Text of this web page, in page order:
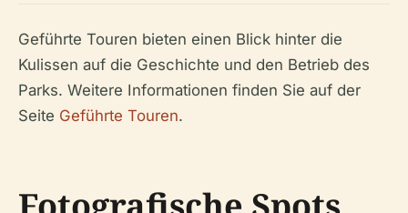
Geführte Touren bieten einen Blick hinter die
Kulissen auf die Geschichte und den Betrieb des
Parks. Weitere Informationen finden Sie auf der
Seite Geführte Touren.